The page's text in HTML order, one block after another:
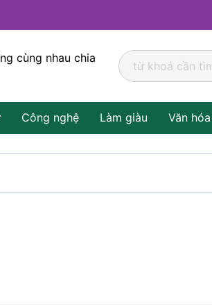
cùng nhau chia
Công nghệ Làm giàu Văn